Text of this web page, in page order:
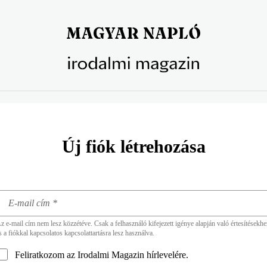
Új fiók létrehozása
e-mail cím nem lesz közzétéve. Csak a felhasználó kifejezett igénye alapján való
a fiókkal kapcsolatos kapcsolattartásra lesz használva.
Feliratkozom az Irodalmi Magazin hírlevelére.